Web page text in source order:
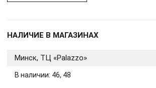
НАЛИЧИЕ В МАГАЗИНАХ
Минск, ТЦ «Palazzo»
В наличии: 46, 48